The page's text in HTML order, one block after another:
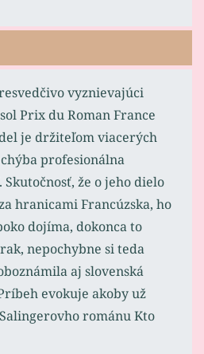
vyznievajúci
Prix du Roman France
je držiteľom viacerých
profesionálna
že o jeho dielo
hranicami Francúzska, ho
dojíma, dokonca to
nepochybne si teda
aj slovenská
evokuje akoby už
románu Kto